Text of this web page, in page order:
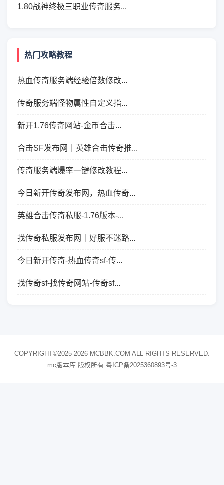
1.80战神终极三职业传奇服务...
热门攻略教程
热血传奇服务端经验倍数修改...
传奇服务端怪物属性自定义指...
新开1.76传奇网站-金币合击...
合击SF发布网｜英雄合击传奇推...
传奇服务端爆率一键修改教程...
今日新开传奇发布网，热血传奇...
英雄合击传奇私服-1.76版本-...
找传奇私服发布网｜好服不迷路...
今日新开传奇-热血传奇sf-传...
找传奇sf-找传奇网站-传奇sf...
COPYRIGHT©2025-2026 MCBBK.COM ALL RIGHTS RESERVED.
mc版本库 版权所有 粤ICP备2025360893号-3